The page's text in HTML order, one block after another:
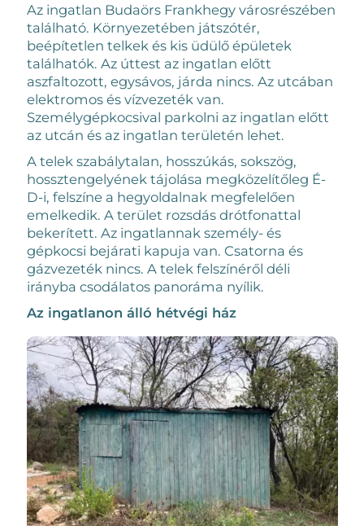
Az ingatlan Budaörs Frankhegy városrészében
található. Környezetében játszótér,
beépítetlen telkek és kis üdülő épületek
találhatók. Az úttest az ingatlan előtt
aszfaltozott, egysávos, járda nincs. Az utcában
elektromos és vízvezeték van.
Személygépkocsival parkolni az ingatlan előtt
az utcán és az ingatlan területén lehet.
A telek szabálytalan, hosszúkás, sokszög,
hossztengelyének tájolása megközelítőleg É-
D-i, felszíne a hegyoldalnak megfelelően
emelkedik. A terület rozsdás drótfonattal
bekerített. Az ingatlannak személy- és
gépkocsi bejárati kapuja van. Csatorna és
gázvezeték nincs. A telek felszínéről déli
irányba csodálatos panoráma nyílik.
Az ingatlanon álló hétvégi ház